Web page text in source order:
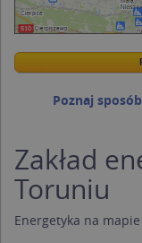
Wstaw tę mapkę
Poznaj
Zakład
Toruniu
Energetyka na